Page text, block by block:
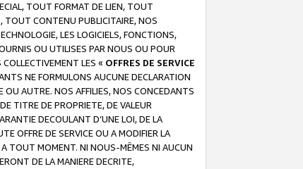
TOUT FORMAT DE LIEN, TOUT
TOUT CONTENU PUBLICITAIRE, NOS
LES LOGICIELS, FONCTIONS,
OU UTILISES PAR NOUS OU POUR
LES « OFFRES DE SERVICE
NE FORMULONS AUCUNE DECLARATION
OU AUTRE. NOS AFFILIES, NOS CONCEDANTS
TITRE DE PROPRIETE, DE VALEUR
DECOULANT D’UNE LOI, DE LA
OFFRE DE SERVICE OU A MODIFIER LA
A TOUT MOMENT. NI NOUS-MÊMES NI AUCUN
DE LA MANIERE DECRITE,